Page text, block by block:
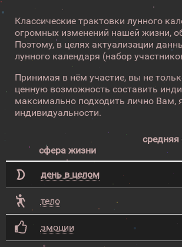
Классические трактовки лунного
огромных изменений нашей жизни,
Поэтому, в целях актуализации
лунного календаря (набор
Принимая в нём участие, вы не
ценную возможность составить
максимально подходить лично Вам,
индивидуальности.
сфера жизни
средняя
день в целом
тело
эмоции